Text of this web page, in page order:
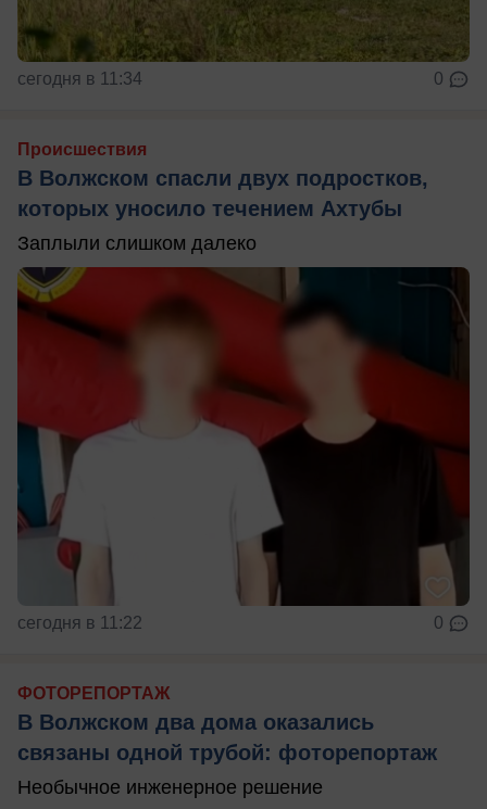
сегодня в 11:34 0
Происшествия
В Волжском спасли двух подростков,
которых уносило течением Ахтубы
Заплыли слишком далеко
сегодня в 11:22 0
ФОТОРЕПОРТАЖ
В Волжском два дома оказались
связаны одной трубой: фоторепортаж
Необычное инженерное решение